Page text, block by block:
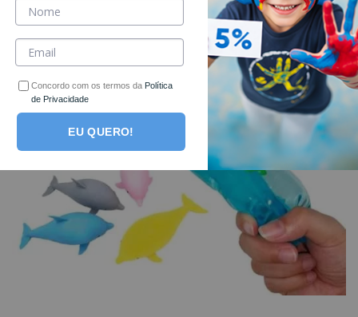
Concordo com os termos da Política
de Privacidade
EU QUERO!